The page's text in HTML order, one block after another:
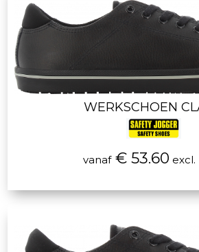
WERKSCHOEN
vanaf€ 53.60 excl.